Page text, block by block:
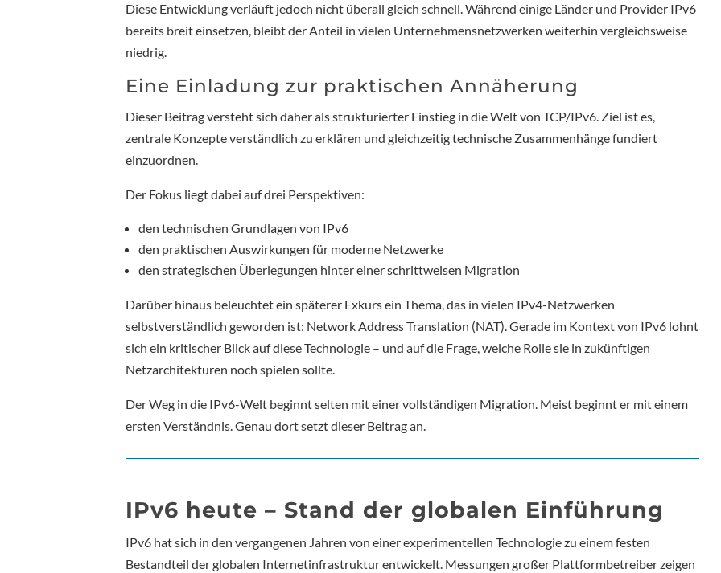
Diese Entwicklung verläuft jedoch nicht überall gleich schnell. Während einige Länder und Provider IPv6
bereits breit einsetzen, bleibt der Anteil in vielen Unternehmensnetzwerken weiterhin vergleichsweise
niedrig.
Eine Einladung zur praktischen Annäherung
Dieser Beitrag versteht sich daher als strukturierter Einstieg in die Welt von TCP/IPv6. Ziel ist es,
zentrale Konzepte verständlich zu erklären und gleichzeitig technische Zusammenhänge fundiert
einzuordnen.
Der Fokus liegt dabei auf drei Perspektiven:
den technischen Grundlagen von IPv6
den praktischen Auswirkungen für moderne Netzwerke
den strategischen Überlegungen hinter einer schrittweisen Migration
Darüber hinaus beleuchtet ein späterer Exkurs ein Thema, das in vielen IPv4-Netzwerken
selbstverständlich geworden ist: Network Address Translation (NAT). Gerade im Kontext von IPv6 lohnt
sich ein kritischer Blick auf diese Technologie – und auf die Frage, welche Rolle sie in zukünftigen
Netzarchitekturen noch spielen sollte.
Der Weg in die IPv6-Welt beginnt selten mit einer vollständigen Migration. Meist beginnt er mit einem
ersten Verständnis. Genau dort setzt dieser Beitrag an.
IPv6 heute – Stand der globalen Einführung
IPv6 hat sich in den vergangenen Jahren von einer experimentellen Technologie zu einem festen
Bestandteil der globalen Internetinfrastruktur entwickelt. Messungen großer Plattformbetreiber zeigen